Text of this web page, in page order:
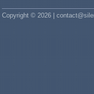
Copyright © 2026 |